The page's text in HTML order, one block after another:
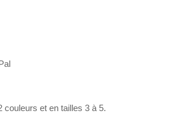
couleurs et en tailles 3 à 5.